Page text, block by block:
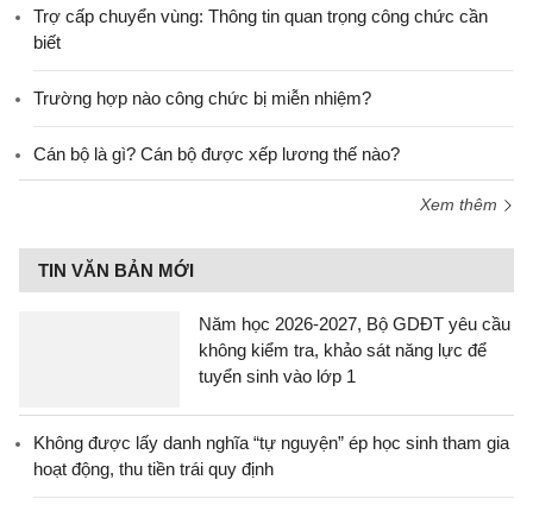
Trợ cấp chuyển vùng: Thông tin quan trọng công chức cần
biết
Trường hợp nào công chức bị miễn nhiệm?
Cán bộ là gì? Cán bộ được xếp lương thế nào?
Xem thêm
TIN VĂN BẢN MỚI
Năm học 2026-2027, Bộ GDĐT yêu cầu
không kiểm tra, khảo sát năng lực để
tuyển sinh vào lớp 1
Không được lấy danh nghĩa “tự nguyện” ép học sinh tham gia
hoạt động, thu tiền trái quy định